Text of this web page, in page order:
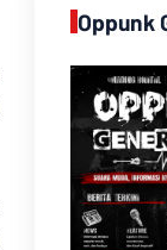
Oppunk